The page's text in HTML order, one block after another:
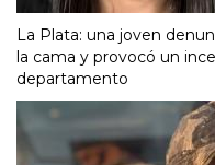
La Plata: una joven
la cama y provocó un
departamento